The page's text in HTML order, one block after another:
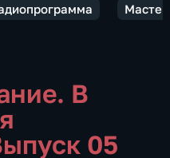
В
05